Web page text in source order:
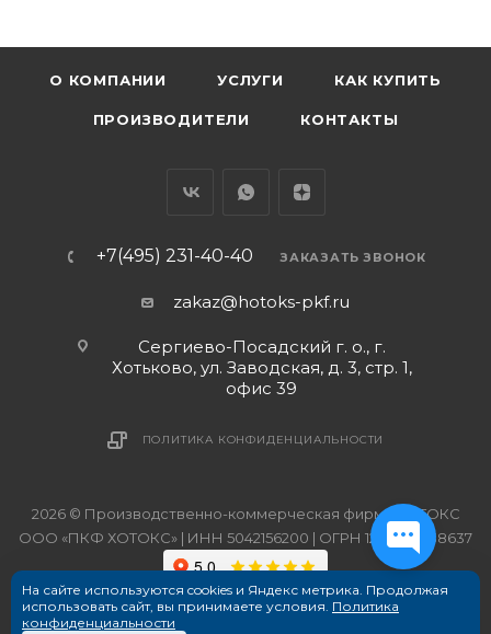
О КОМПАНИИ УСЛУГИ КАК КУПИТЬ
ПРОИЗВОДИТЕЛИ КОНТАКТЫ
+7(495) 231-40-40 ЗАКАЗАТЬ ЗВОНОК
zakaz@hotoks-pkf.ru
Сергиево-Посадский г. о., г.
Хотьково, ул. Заводская, д. 3, стр. 1,
офис 39
ПОЛИТИКА КОНФИДЕНЦИАЛЬНОСТИ
2026 © Производственно-коммерческая фирма ХОТОКС
ООО «ПКФ ХОТОКС» | ИНН 5042156200 | ОГРН 1215000038637
На сайте используются cookies и Яндекс метрика. Продолжая
использовать сайт, вы принимаете условия. Политика
конфиденциальности